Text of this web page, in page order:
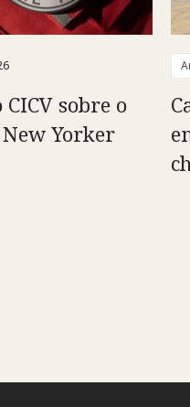
sobre o
Yorker